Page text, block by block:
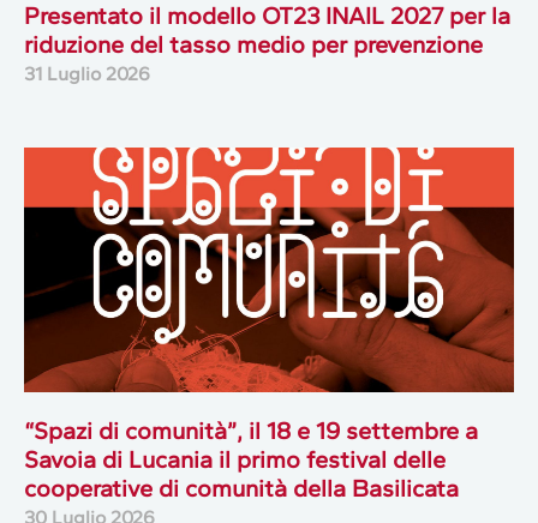
Presentato il modello OT23 INAIL 2027 per la
riduzione del tasso medio per prevenzione
31 Luglio 2026
“Spazi di comunità”, il 18 e 19 settembre a
Savoia di Lucania il primo festival delle
cooperative di comunità della Basilicata
30 Luglio 2026